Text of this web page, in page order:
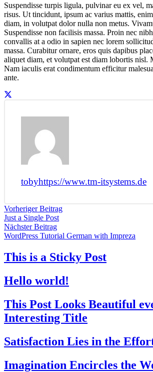
Suspendisse turpis ligula, pulvinar eu ex vel,
risus. Ut tincidunt, ipsum ac varius mattis,
diam, in volutpat dolor nulla non metus.
Suspendisse non facilisis massa. Proin nec
convallis at a odio in sapien nec lorem
massa. Curabitur ornare, eros quis dapibus
aliquet diam, et volutpat est diam lobortis nisl.
Nam iaculis erat condimentum efficitur
ante.
tobyhttps://www.tm-itsystems.de
Vorheriger Beitrag
Just a Single Post
Nächster Beitrag
WordPress Tutorial German with Impreza
This is a Sticky Post
Hello world!
This Post Looks Beautiful
Interesting Title
Satisfaction Lies in the
Imagination Encircles the